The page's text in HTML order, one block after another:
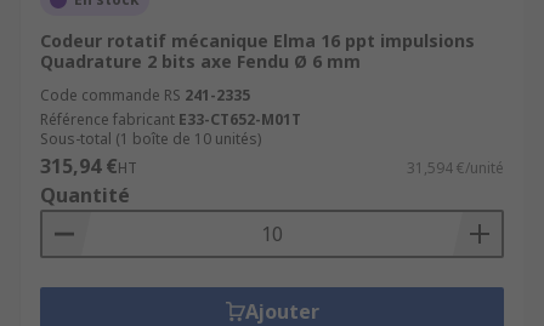
Codeur rotatif mécanique Elma 16 ppt impulsions
Quadrature 2 bits axe Fendu Ø 6 mm
Code commande RS 241-2335
Référence fabricant E33-CT652-M01T
Sous-total (1 boîte de 10 unités)
315,94 €HT 31,594 €/unité
Quantité
Ajouter